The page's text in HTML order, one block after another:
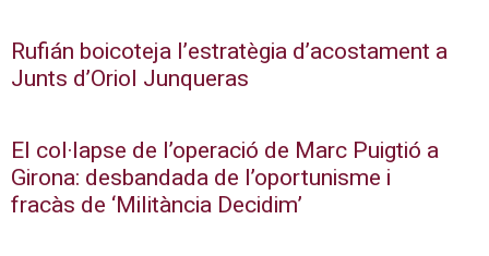
Rufián boicoteja l’estratègia d’acostament a
Junts d’Oriol Junqueras
El col·lapse de l’operació de Marc Puigtió a
Girona: desbandada de l’oportunisme i
fracàs de ‘Militància Decidim’